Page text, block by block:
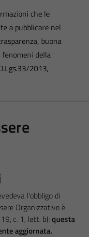
che le
a pubblicare nel
buona
della
2013,
l’obbligo di
Organizzativo è
c. 1, lett. b): questa
aggiornata.